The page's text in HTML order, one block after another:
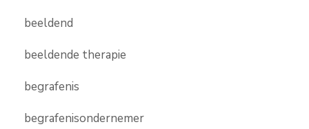
beeldend
beeldende therapie
begrafenis
begrafenisondernemer